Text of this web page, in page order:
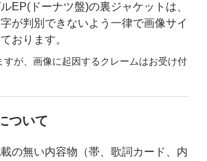
EP(ドーナツ盤)の裏ジャケットは、
が判別できないよう一律で画像サイ
おります。
すが、画像に起因するクレームはお受け付
ついて
の無い内容物（帯、歌詞カード、内